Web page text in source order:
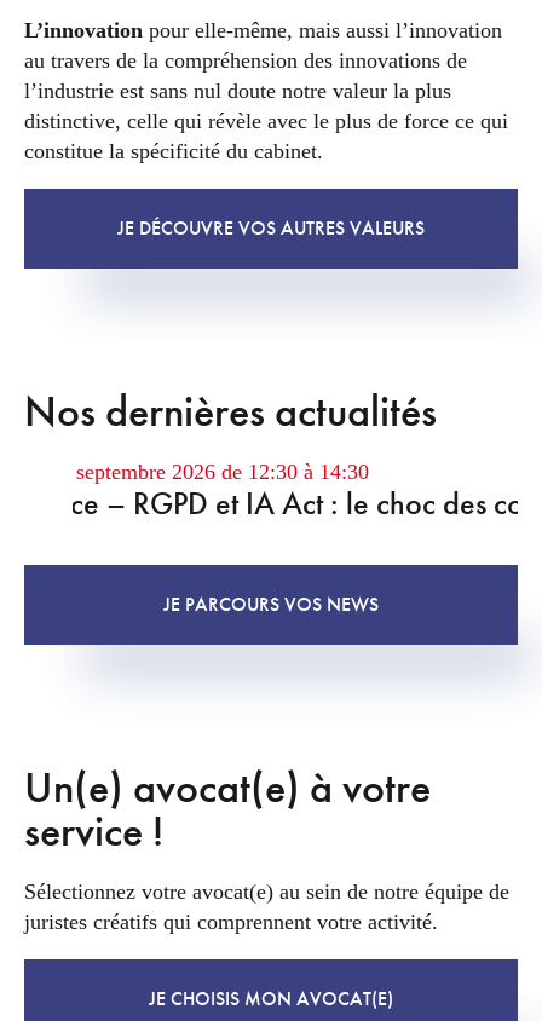
L’innovation pour elle-même, mais aussi l’innovation
au travers de la compréhension des innovations de
l’industrie est sans nul doute notre valeur la plus
distinctive, celle qui révèle avec le plus de force ce qui
constitue la spécificité du cabinet.
JE DÉCOUVRE VOS AUTRES VALEURS
Nos dernières actualités
10 septembre 2026 de 12:30 à 14:30
– RGPD et IA Act : le choc des
JE PARCOURS VOS NEWS
Un(e) avocat(e) à votre
service !
Sélectionnez votre avocat(e) au sein de notre équipe de
juristes créatifs qui comprennent votre activité.
JE CHOISIS MON AVOCAT(E)